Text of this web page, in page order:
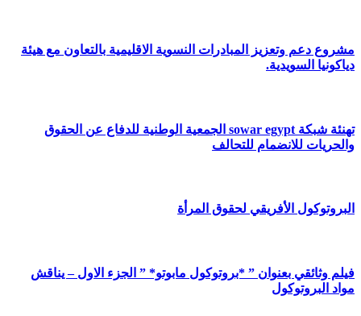
مشروع دعم وتعزيز المبادرات النسوية الاقليمية بالتعاون مع هيئة
دياكونيا السويدية.
تهنئة شبكة sowar egypt الجمعية الوطنية للدفاع عن الحقوق
والحريات للانضمام للتحالف
البروتوكول الأفريقي لحقوق المرأة
فيلم وثائقي بعنوان ” *بروتوكول مابوتو* ” الجزء الاول – يناقش
مواد البروتوكول